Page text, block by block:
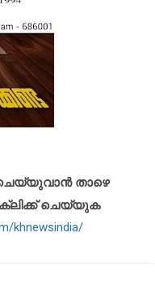
താഴെ
ക്ലിക്ക് ചെയ്യുക
khnewsindia/